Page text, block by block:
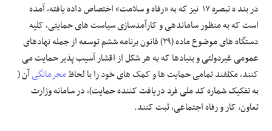
در بند ه تبصره ۱۷ نیز که به «رفاه و سلامت» اختصاص داده یافته، آمده
است که به منظور ساماندهی و کارآمدسازی سیاست های حمایتی، کلیه
دستگاه های موضوع ماده (۲۹) قانون برنامه ششم توسعه از جمله نهادهای
عمومی غیردولتی و بنیادها که به هر شکل از اقشار آسیب پذیر حمایت می
کنند، مکلفند تمامی حمایت ها و کمک های خود را با لحاظمحرمانگیآن (
به تفکیک شماره کد ملی فرد دریافت کننده حمایت)، در سامانه وزارت
تعاون، کار و رفاه اجتماعی، ثبت کنند.